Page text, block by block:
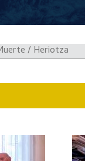
/ Heriotza